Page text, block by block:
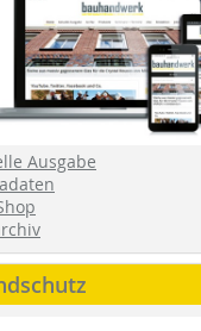
Ausgabe